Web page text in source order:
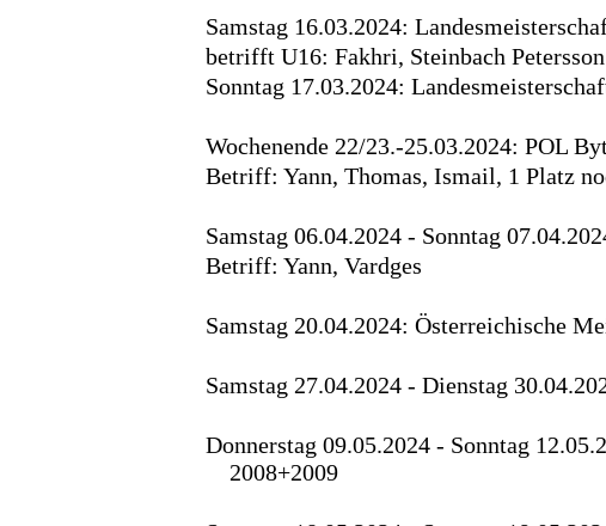
Samstag 16.03.2024:
betrifft U16: Fakhri, Steinbach
Sonntag 17.03.2024:
Wochenende 22/23.-25.03.2024: POL
Betriff: Yann, Thomas, Ismail, 1 Platz
Samstag 06.04.2024 - Sonntag
Betriff: Yann, Vardges
Samstag 20.04.2024: Österreichische
Samstag 27.04.2024 - Dienstag
Donnerstag 09.05.2024 - Sonntag
2008+2009